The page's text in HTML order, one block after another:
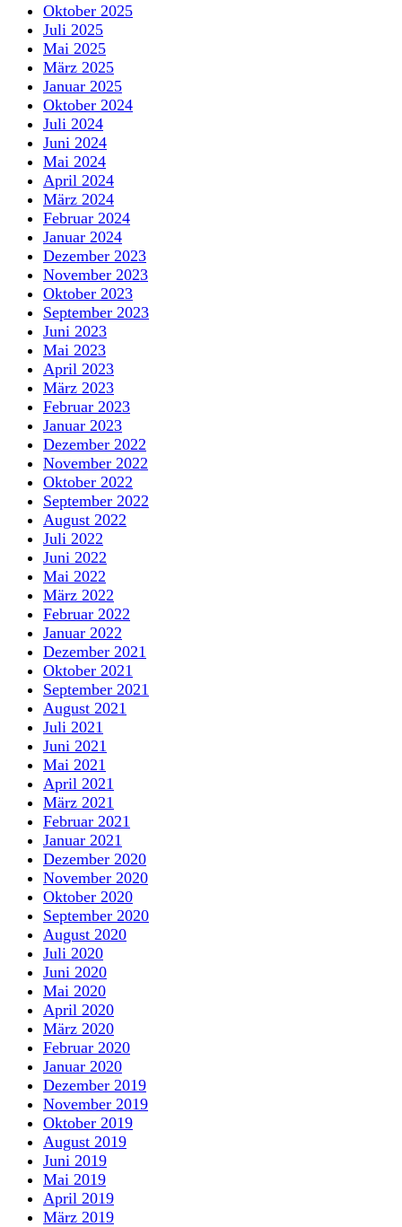
Oktober 2025
Juli 2025
Mai 2025
März 2025
Januar 2025
Oktober 2024
Juli 2024
Juni 2024
Mai 2024
April 2024
März 2024
Februar 2024
Januar 2024
Dezember 2023
November 2023
Oktober 2023
September 2023
Juni 2023
Mai 2023
April 2023
März 2023
Februar 2023
Januar 2023
Dezember 2022
November 2022
Oktober 2022
September 2022
August 2022
Juli 2022
Juni 2022
Mai 2022
März 2022
Februar 2022
Januar 2022
Dezember 2021
Oktober 2021
September 2021
August 2021
Juli 2021
Juni 2021
Mai 2021
April 2021
März 2021
Februar 2021
Januar 2021
Dezember 2020
November 2020
Oktober 2020
September 2020
August 2020
Juli 2020
Juni 2020
Mai 2020
April 2020
März 2020
Februar 2020
Januar 2020
Dezember 2019
November 2019
Oktober 2019
August 2019
Juni 2019
Mai 2019
April 2019
März 2019